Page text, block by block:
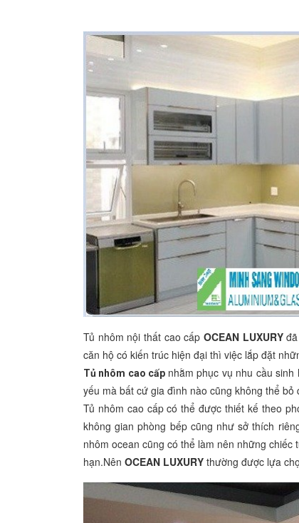
Tủ nhôm nội thất cao cấpOCEAN LUXURYđã
căn hộ có kiến trúc hiện đại thì việc lắp đặt
Tủ nhôm cao cấp nhằm phục vụ nhu cầu
yếu mà bất cứ gia đình nào cũng không thể bỏ
Tủ nhôm cao cấp có thể được thiết kế theo
không gian phòng bếp cũng như sở thích
nhôm ocean cũng có thể làm nên những
hạn.Nên OCEAN LUXURY thường được lựa